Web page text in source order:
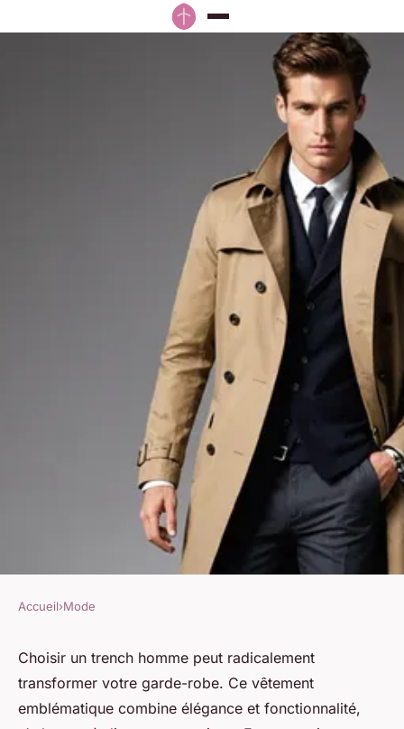
Trouvez le trench homme
adapté à votre style
Accueil›Mode
Choisir un trench homme peut radicalement
transformer votre garde-robe. Ce vêtement
emblématique combine élégance et fonctionnalité,